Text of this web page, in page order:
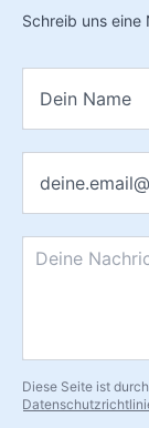
Schreib uns
Nachricht*
Diese Seite ist